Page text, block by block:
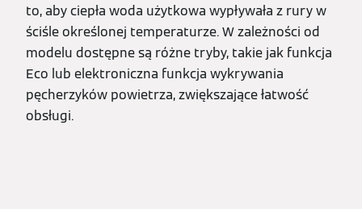
to, aby ciepła woda użytkowa wypływała z rury w
ściśle określonej temperaturze. W zależności od
modelu dostępne są różne tryby, takie jak funkcja
Eco lub elektroniczna funkcja wykrywania
pęcherzyków powietrza, zwiększające łatwość
obsługi.